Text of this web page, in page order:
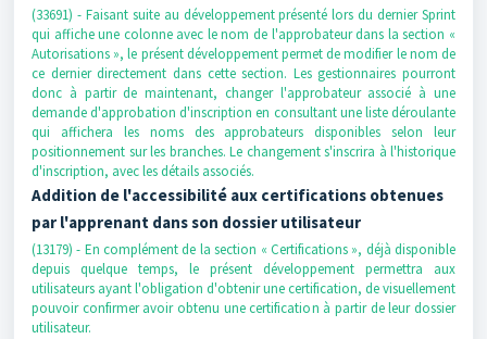
(33691) - Faisant suite au développement présenté lors du dernier Sprint
qui affiche une colonne avec le nom de l'approbateur dans la section «
Autorisations », le présent développement permet de modifier le nom de
ce dernier directement dans cette section. Les gestionnaires pourront
donc à partir de maintenant, changer l'approbateur associé à une
demande d'approbation d'inscription en consultant une liste déroulante
qui affichera les noms des approbateurs disponibles selon leur
positionnement sur les branches. Le changement s'inscrira à l'historique
d'inscription, avec les détails associés.
Addition de l'accessibilité aux certifications obtenues
par l'apprenant dans son dossier utilisateur
(13179) - En complément de la section « Certifications », déjà disponible
depuis quelque temps, le présent développement permettra aux
utilisateurs ayant l'obligation d'obtenir une certification, de visuellement
pouvoir confirmer avoir obtenu une certification à partir de leur dossier
utilisateur.